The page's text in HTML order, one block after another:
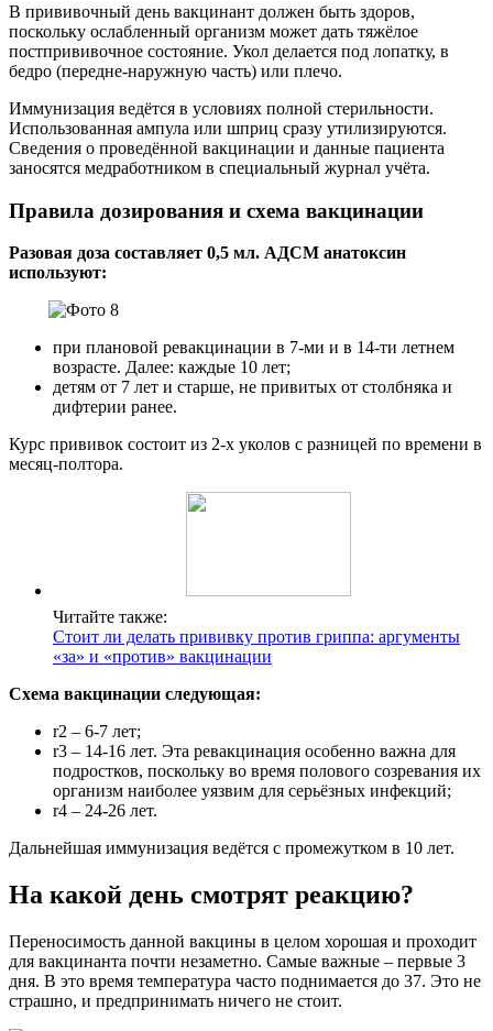
В прививочный день вакцинант должен быть здоров,
поскольку ослабленный организм может дать тяжёлое
постпрививочное состояние. Укол делается под лопатку, в
бедро (передне-наружную часть) или плечо.
Иммунизация ведётся в условиях полной стерильности.
Использованная ампула или шприц сразу утилизируются.
Сведения о проведённой вакцинации и данные пациента
заносятся медработником в специальный журнал учёта.
Правила дозирования и схема вакцинации
Разовая доза составляет 0,5 мл. АДСМ анатоксин
используют:
при плановой ревакцинации в 7-ми и в 14-ти летнем
возрасте. Далее: каждые 10 лет;
детям от 7 лет и старше, не привитых от столбняка и
дифтерии ранее.
Курс прививок состоит из 2-х уколов с разницей по времени в
месяц-полтора.
Читайте также:
Стоит ли делать прививку против гриппа: аргументы
«за» и «против» вакцинации
Схема вакцинации следующая:
r2 – 6-7 лет;
r3 – 14-16 лет. Эта ревакцинация особенно важна для
подростков, поскольку во время полового созревания их
организм наиболее уязвим для серьёзных инфекций;
r4 – 24-26 лет.
Дальнейшая иммунизация ведётся с промежутком в 10 лет.
На какой день смотрят реакцию?
Переносимость данной вакцины в целом хорошая и проходит
для вакцинанта почти незаметно. Самые важные – первые 3
дня. В это время температура часто поднимается до 37. Это не
страшно, и предпринимать ничего не стоит.